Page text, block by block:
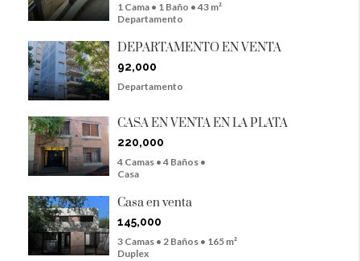
1 Cama • 1 Baño • 43 m²
Departamento
DEPARTAMENTO EN VENTA
92,000
Departamento
CASA EN VENTA EN LA PLATA
220,000
4 Camas • 4 Baños •
Casa
Casa en venta
145,000
3 Camas • 2 Baños • 165 m²
Duplex